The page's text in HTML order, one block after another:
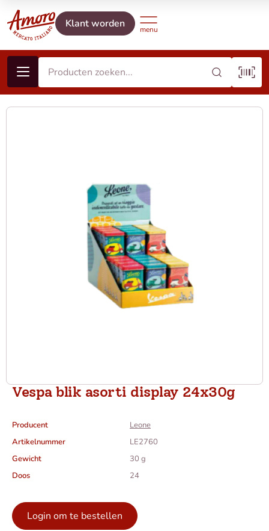
Klant worden
Vespa blik asorti display 24x30g
Producent
Leone
Artikelnummer
LE2760
Gewicht
30 g
Doos
24
Login om te bestellen